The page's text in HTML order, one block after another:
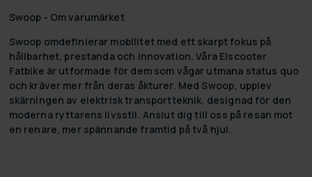
Swoop - Om varumärket
Swoop omdefinierar mobilitet med ett skarpt fokus på
hållbarhet, prestanda och innovation. Våra Elscooter
Fatbike är utformade för dem som vågar utmana status quo
och kräver mer från deras åkturer. Med Swoop, upplev
skärningen av elektrisk transportteknik, designad för den
moderna ryttarens livsstil. Anslut dig till oss på resan mot
en renare, mer spännande framtid på två hjul.